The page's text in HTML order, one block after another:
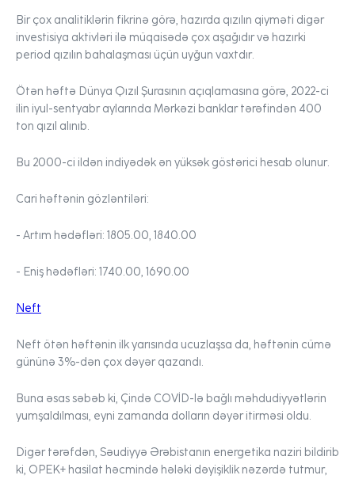
Bir çox analitiklərin fikrinə görə, hazırda qızılın qiyməti digər
investisiya aktivləri ilə müqaisədə çox aşağıdır və hazırki
period qızılın bahalaşması üçün uyğun vaxtdır.
Ötən həftə Dünya Qızıl Şurasının açıqlamasına görə, 2022-ci
ilin iyul-sentyabr aylarında Mərkəzi banklar tərəfindən 400
ton qızıl alınıb.
Bu 2000-ci ildən indiyədək ən yüksək göstərici hesab olunur.
Cari həftənin gözləntiləri:
- Artım hədəfləri: 1805.00, 1840.00
- Eniş hədəfləri: 1740.00, 1690.00
Neft
Neft ötən həftənin ilk yarısında ucuzlaşsa da, həftənin cümə
gününə 3%-dən çox dəyər qazandı.
Buna əsas səbəb ki, Çində COVİD-lə bağlı məhdudiyyətlərin
yumşaldılması, eyni zamanda dolların dəyər itirməsi oldu.
Digər tərəfdən, Səudiyyə Ərəbistanın energetika naziri bildirib
ki, OPEK+ hasilat həcmində hələki dəyişiklik nəzərdə tutmur,